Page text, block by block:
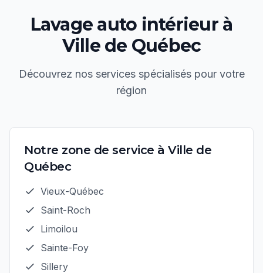
Lavage auto intérieurà
Ville de Québec
Découvrez nos services spécialisés pour votre
région
Notre zone de service à Ville de
Québec
Vieux-Québec
Saint-Roch
Limoilou
Sainte-Foy
Sillery